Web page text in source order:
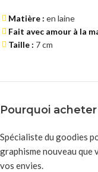
Matière : en laine
Fait avec amour à la
Taille : 7 cm
Pourquoi
Spécialiste du goodies
graphisme nouveau que
vos envies.